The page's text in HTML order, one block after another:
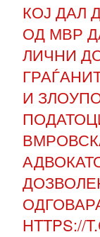
КОЈ ДАЛ
ОД МВР
ЛИЧНИ
И
HTTPS://